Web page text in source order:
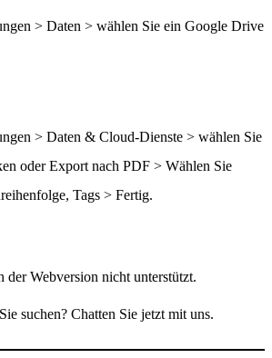
> Daten > wählen Sie ein Google Drive
> Daten & Cloud-Dienste > wählen Sie
oder Export nach PDF > Wählen Sie
Tags > Fertig.
Webversion nicht unterstützt.
suchen? Chatten Sie jetzt mit uns.